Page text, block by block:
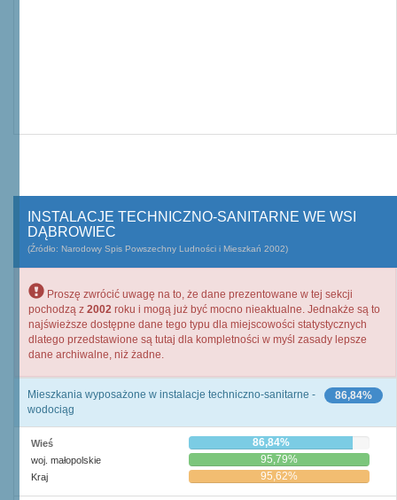
INSTALACJE TECHNICZNO-SANITARNE WE WSI
DĄBROWIEC
(Źródło: Narodowy Spis Powszechny Ludności i Mieszkań 2002)
Proszę zwrócić uwagę na to, że dane prezentowane w tej sekcji
pochodzą z 2002 roku i mogą już być mocno nieaktualne. Jednakże są to
najświeższe dostępne dane tego typu dla miejscowości statystycznych
dlatego przedstawione są tutaj dla kompletności w myśl zasady lepsze
dane archiwalne, niż żadne.
86,84%
Mieszkania wyposażone w instalacje techniczno-sanitarne -
wodociąg
Wieś 86,84%
woj. małopolskie 95,79%
Kraj 95,62%